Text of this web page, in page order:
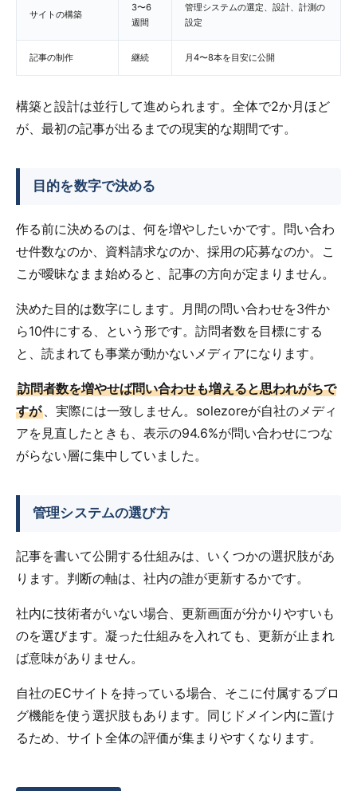
サイトの構築
3〜6
週間
管理システムの選定、設計、計測の
設定
記事の制作 継続 月4〜8本を目安に公開
構築と設計は並行して進められます。全体で2か月ほど
が、最初の記事が出るまでの現実的な期間です。
目的を数字で決める
作る前に決めるのは、何を増やしたいかです。問い合わ
せ件数なのか、資料請求なのか、採用の応募なのか。こ
こが曖昧なまま始めると、記事の方向が定まりません。
決めた目的は数字にします。月間の問い合わせを3件か
ら10件にする、という形です。訪問者数を目標にする
と、読まれても事業が動かないメディアになります。
訪問者数を増やせば問い合わせも増えると思われがちで
すが 、実際には一致しません。solezoreが自社のメディ
アを見直したときも、表示の94.6%が問い合わせにつな
がらない層に集中していました。
管理システムの選び方
記事を書いて公開する仕組みは、いくつかの選択肢があ
ります。判断の軸は、社内の誰が更新するかです。
社内に技術者がいない場合、更新画面が分かりやすいも
のを選びます。凝った仕組みを入れても、更新が止まれ
ば意味がありません。
自社のECサイトを持っている場合、そこに付属するブロ
グ機能を使う選択肢もあります。同じドメイン内に置け
るため、サイト全体の評価が集まりやすくなります。